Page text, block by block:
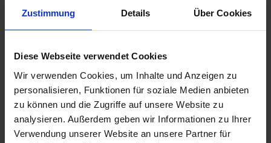
Zustimmung Details Über Cookies
Diese Webseite verwendet Cookies
Wir verwenden Cookies, um Inhalte und Anzeigen zu
personalisieren, Funktionen für soziale Medien anbieten
zu können und die Zugriffe auf unsere Website zu
analysieren. Außerdem geben wir Informationen zu Ihrer
Verwendung unserer Website an unsere Partner für
Das gesamte FLUX-Programm ist kostenfrei.
Gastro-Öffnungszeiten
Paloma Bar
Dienstag bis Sonntag: 12.00 – 20.00
Uhr (witterungsabhängig)
Shin Shin Ramen
Donnerstag bis Samstag: 12.00 – 20.00 Uhr | Sonntag: 12.00